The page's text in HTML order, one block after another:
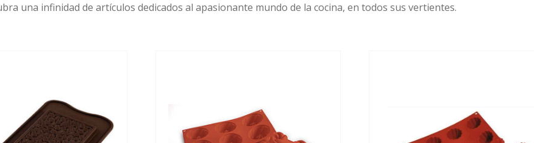
una infinidad de artículos dedicados al apasionante mundo de la cocina, en todos sus vertientes.